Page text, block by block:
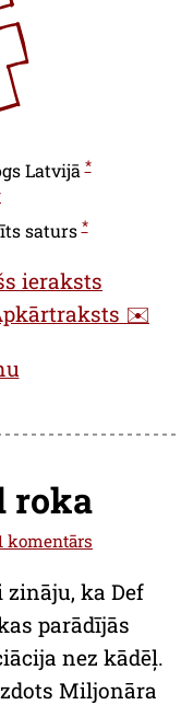
Latvijā*
saturs*
ieraksts
✉️
roka
komentārs
ka Def
parādījās
nez kādēļ.
Miljonāra